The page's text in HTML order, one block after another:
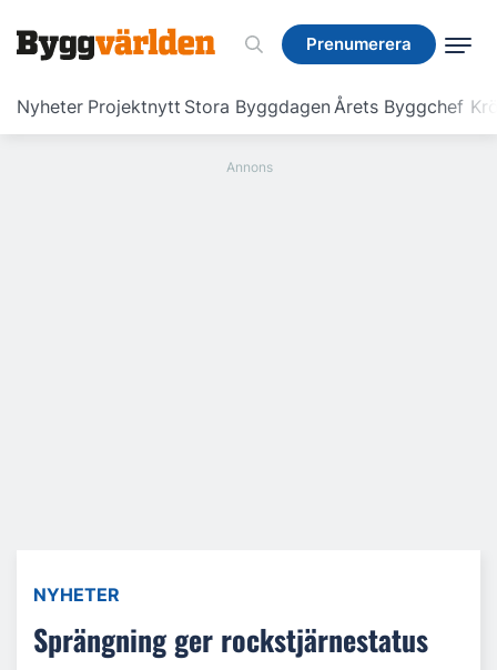
Prenumerera
Nyheter Projektnytt Stora ByggdagenÅrets Byggchef
Prenumerera
NYHETER
Sprängning ger rockstjärnestatus